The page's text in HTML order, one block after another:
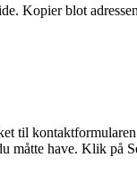
Kopier blot
til
måtte have. Klik